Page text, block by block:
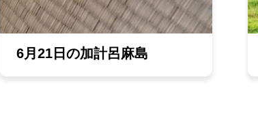
6月21日の加計呂麻島